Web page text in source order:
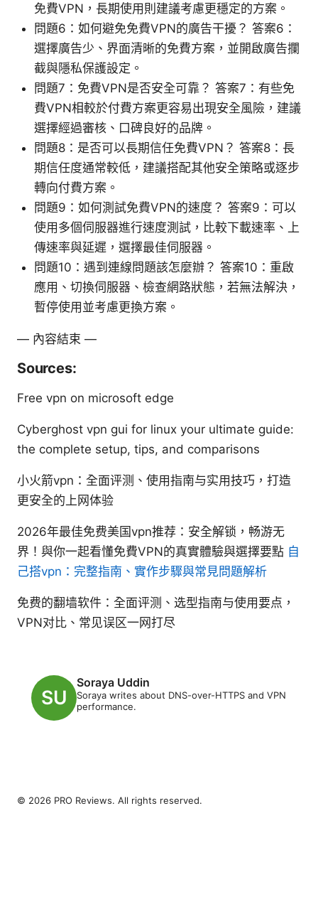
免費VPN，長期使用則建議考慮更穩定的方案。
問題6：如何避免免費VPN的廣告干擾？ 答案6：
選擇廣告少、界面清晰的免費方案，並開啟廣告攔
截與隱私保護設定。
問題7：免費VPN是否安全可靠？ 答案7：有些免
費VPN相較於付費方案更容易出現安全風險，建議
選擇經過審核、口碑良好的品牌。
問題8：是否可以長期信任免費VPN？ 答案8：長
期信任度通常較低，建議搭配其他安全策略或逐步
轉向付費方案。
問題9：如何測試免費VPN的速度？ 答案9：可以
使用多個伺服器進行速度測試，比較下載速率、上
傳速率與延遲，選擇最佳伺服器。
問題10：遇到連線問題該怎麼辦？ 答案10：重啟
應用、切換伺服器、檢查網路狀態，若無法解決，
暫停使用並考慮更換方案。
— 內容結束 —
Sources:
Free vpn on microsoft edge
Cyberghost vpn gui for linux your ultimate guide:
the complete setup, tips, and comparisons
小火箭vpn：全面评测、使用指南与实用技巧，打造
更安全的上网体验
2026年最佳免费美国vpn推荐：安全解锁，畅游无
界！與你一起看懂免費VPN的真實體驗與選擇要點 自
己搭vpn：完整指南、實作步驟與常見問題解析
免费的翻墙软件：全面评测、选型指南与使用要点，
VPN对比、常见误区一网打尽
Soraya Uddin
Soraya writes about DNS-over-HTTPS and VPN
performance.
© 2026 PRO Reviews. All rights reserved.